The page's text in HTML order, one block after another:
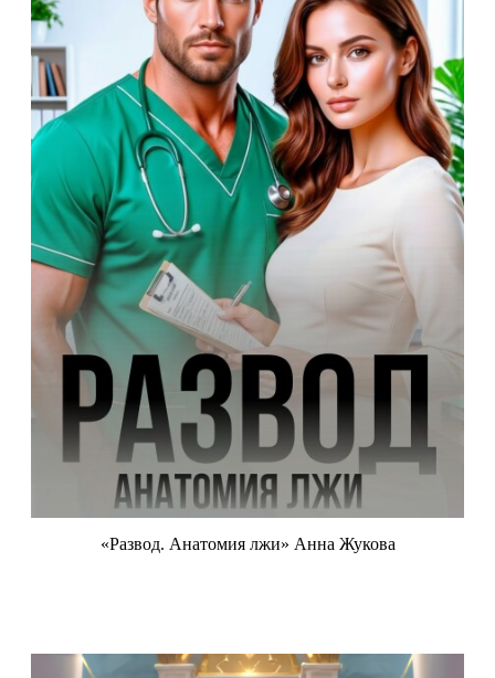
«Развод. Анатомия лжи» Анна Жукова